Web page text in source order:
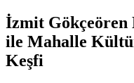
İzmit Gökçeören
ile Mahalle
Keşfi